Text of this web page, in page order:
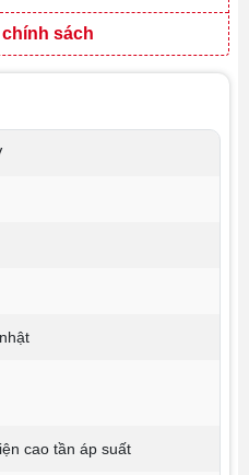
sách
cao tần áp suất